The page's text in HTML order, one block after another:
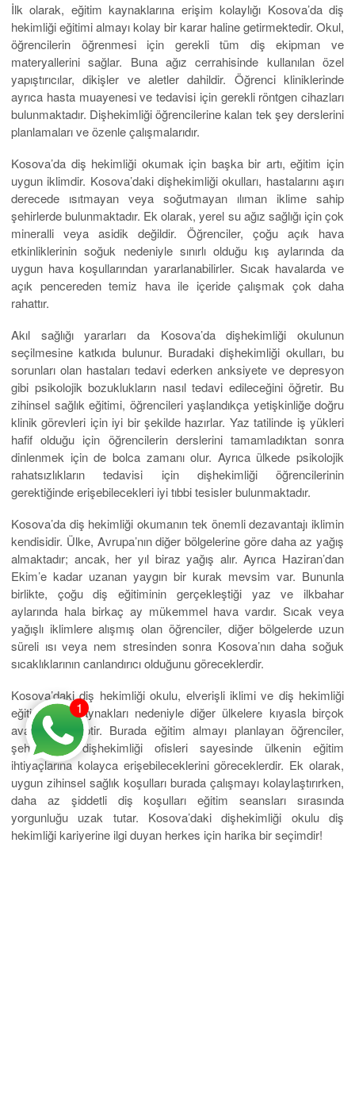
İlk olarak, eğitim kaynaklarına erişim kolaylığı Kosova’da diş
hekimliği eğitimi almayı kolay bir karar haline getirmektedir. Okul,
öğrencilerin öğrenmesi için gerekli tüm diş ekipman ve
materyallerini sağlar. Buna ağız cerrahisinde kullanılan özel
yapıştırıcılar, dikişler ve aletler dahildir. Öğrenci kliniklerinde
ayrıca hasta muayenesi ve tedavisi için gerekli röntgen cihazları
bulunmaktadır. Dişhekimliği öğrencilerine kalan tek şey derslerini
planlamaları ve özenle çalışmalarıdır.
Kosova’da diş hekimliği okumak için başka bir artı, eğitim için
uygun iklimdir. Kosova’daki dişhekimliği okulları, hastalarını aşırı
derecede ısıtmayan veya soğutmayan ılıman iklime sahip
şehirlerde bulunmaktadır. Ek olarak, yerel su ağız sağlığı için çok
mineralli veya asidik değildir. Öğrenciler, çoğu açık hava
etkinliklerinin soğuk nedeniyle sınırlı olduğu kış aylarında da
uygun hava koşullarından yararlanabilirler. Sıcak havalarda ve
açık pencereden temiz hava ile içeride çalışmak çok daha
rahattır.
Akıl sağlığı yararları da Kosova’da dişhekimliği okulunun
seçilmesine katkıda bulunur. Buradaki dişhekimliği okulları, bu
sorunları olan hastaları tedavi ederken anksiyete ve depresyon
gibi psikolojik bozuklukların nasıl tedavi edileceğini öğretir. Bu
zihinsel sağlık eğitimi, öğrencileri yaşlandıkça yetişkinliğe doğru
klinik görevleri için iyi bir şekilde hazırlar. Yaz tatilinde iş yükleri
hafif olduğu için öğrencilerin derslerini tamamladıktan sonra
dinlenmek için de bolca zamanı olur. Ayrıca ülkede psikolojik
rahatsızlıkların tedavisi için dişhekimliği öğrencilerinin
gerektiğinde erişebilecekleri iyi tıbbi tesisler bulunmaktadır.
Kosova’da diş hekimliği okumanın tek önemli dezavantajı iklimin
kendisidir. Ülke, Avrupa’nın diğer bölgelerine göre daha az yağış
almaktadır; ancak, her yıl biraz yağış alır. Ayrıca Haziran’dan
Ekim’e kadar uzanan yaygın bir kurak mevsim var. Bununla
birlikte, çoğu diş eğitiminin gerçekleştiği yaz ve ilkbahar
aylarında hala birkaç ay mükemmel hava vardır. Sıcak veya
yağışlı iklimlere alışmış olan öğrenciler, diğer bölgelerde uzun
süreli ısı veya nem stresinden sonra Kosova’nın daha soğuk
sıcaklıklarının canlandırıcı olduğunu göreceklerdir.
Kosova’daki diş hekimliği okulu, elverişli iklimi ve diş hekimliği
eğitimi için kaynakları nedeniyle diğer ülkelere kıyasla birçok
avantaja sahiptir. Burada eğitim almayı planlayan öğrenciler,
şehirlerdeki dişhekimliği ofisleri sayesinde ülkenin eğitim
ihtiyaçlarına kolayca erişebileceklerini göreceklerdir. Ek olarak,
uygun zihinsel sağlık koşulları burada çalışmayı kolaylaştırırken,
daha az şiddetli diş koşulları eğitim seansları sırasında
yorgunluğu uzak tutar. Kosova’daki dişhekimliği okulu diş
hekimliği kariyerine ilgi duyan herkes için harika bir seçimdir!
1